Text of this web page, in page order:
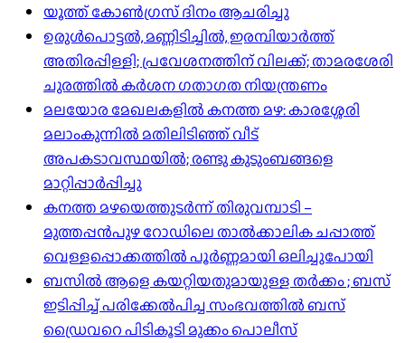
യൂത്ത് കോൺഗ്രസ് ദിനം ആചരിച്ചു
ഉരുൾപൊട്ടൽ, മണ്ണിടിച്ചിൽ, ഇരമ്പിയാര്‍ത്ത്
അതിരപ്പിള്ളി; പ്രവേശനത്തിന് വിലക്ക്; താമരശേരി
ചുരത്തില്‍ കര്‍ശന ഗതാഗത നിയന്ത്രണം
മലയോര മേഖലകളിൽ കനത്ത മഴ: കാരശ്ശേരി
മലാംകുന്നിൽ മതിലിടിഞ്ഞ് വീട്
അപകടാവസ്ഥയിൽ; രണ്ടു കുടുംബങ്ങളെ
മാറ്റിപ്പാർപ്പിച്ചു
കനത്ത മഴയെത്തുടർന്ന് തിരുവമ്പാടി –
മുത്തപ്പൻപുഴ റോഡിലെ താൽക്കാലിക ചപ്പാത്ത്
വെള്ളപ്പൊക്കത്തിൽ പൂർണ്ണമായി ഒലിച്ചുപോയി
ബസിൽ ആളെ കയറ്റിയതുമായുള്ള തർക്കം ; ബസ്
ഇടിപ്പിച്ച് പരിക്കേൽപിച്ച സംഭവത്തിൽ ബസ്
ഡ്രൈവറെ പിടികൂടി മുക്കം പൊലീസ്